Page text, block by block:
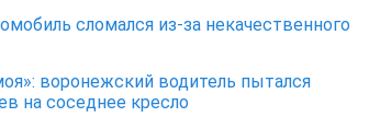
сломался из-за некачественного
воронежский водитель пытался
на соседнее кресло